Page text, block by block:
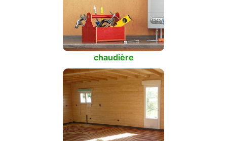
chaudière